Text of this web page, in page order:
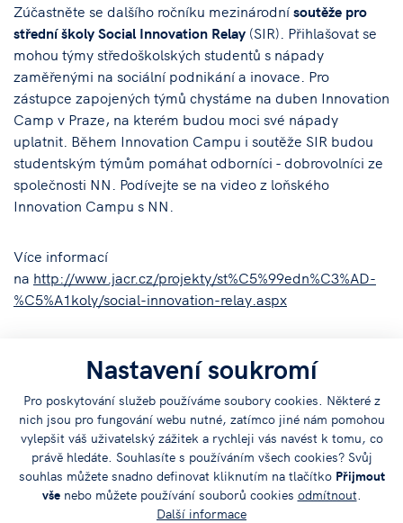
Nastavení soukromí
Pro poskytování služeb používáme soubory cookies. Některé z
nich jsou pro fungování webu nutné, zatímco jiné nám pomohou
vylepšit váš uživatelský zážitek a rychleji vás navést k tomu, co
právě hledáte. Souhlasíte s používáním všech cookies? Svůj
souhlas můžete snadno definovat kliknutím na tlačítko Přijmout
všenebo můžete používání souborů cookies odmítnout.
Další informace
Zúčastněte se dalšího ročníku mezinárodnísoutěže pro
střední školy Social Innovation Relay (SIR). Přihlašovat se
mohou týmy středoškolských studentů s nápady
zaměřenými na sociální podnikání a inovace. Pro
zástupce zapojených týmů chystáme na duben Innovation
Camp v Praze, na kterém budou moci své nápady
uplatnit. Během Innovation Campu i soutěže SIR budou
studentským týmům pomáhat odborníci - dobrovolníci ze
společnosti NN. Podívejte se na video z loňského
Innovation Campu s NN.
Více informací
na http://www.jacr.cz/projekty/st%C5%99edn%C3%AD-
%C5%A1koly/social-innovation-relay.aspx
Sdílejte
článek na: